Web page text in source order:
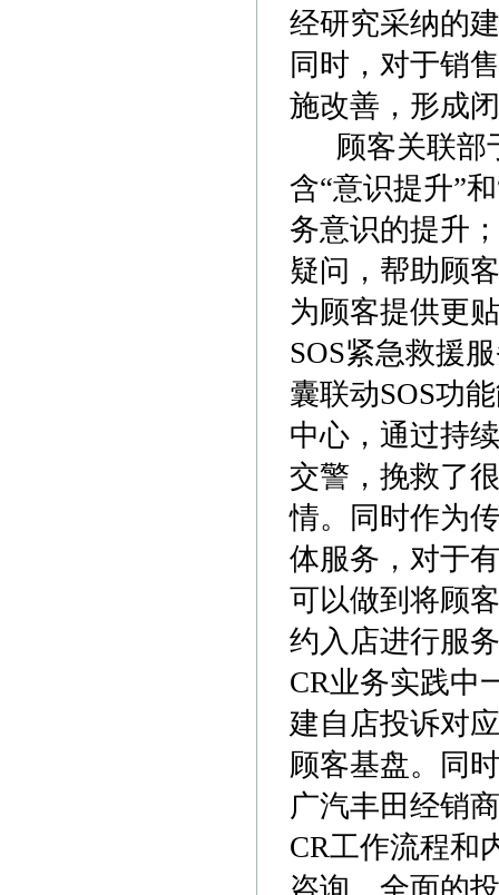
经研究采纳的
同时，对于销
施改善，形成
顾客关联部
含“意识提升”
务意识的提升
疑问，帮助顾
为顾客提供更
SOS紧急救援
囊联动SOS功
中心，通过持
交警，挽救了
情。同时作为
体服务，对于
可以做到将顾
约入店进行服
CR业务实践中
建自店投诉对
顾客基盘。同
广汽丰田经销
CR工作流程和
咨询、全面的